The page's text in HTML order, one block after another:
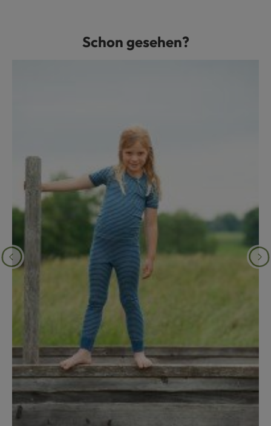
Produktgalerie überspringenSchon gesehen?